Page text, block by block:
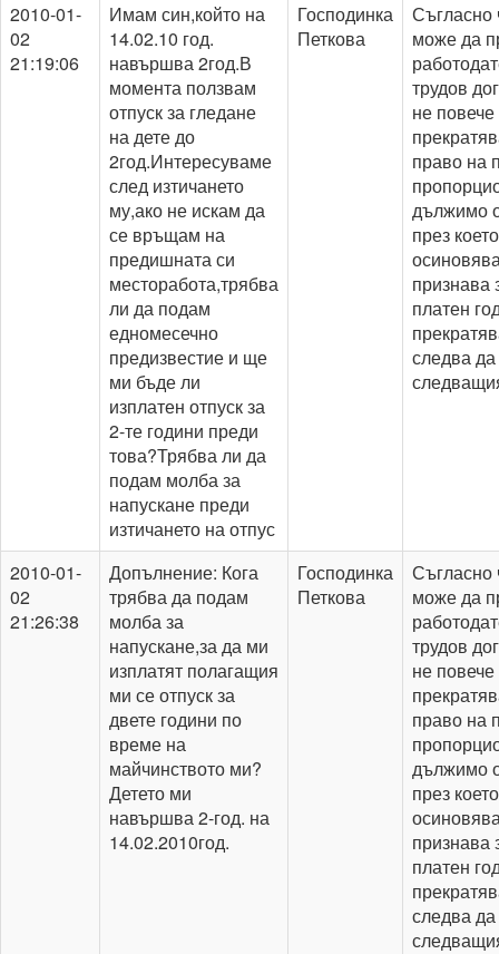
2010-01-
02
21:19:06
Имам син,който на
14.02.10 год.
навършва 2год.В
момента ползвам
отпуск за гледане
на дете до
2год.Интересуваме
след изтичането
му,ако не искам да
се връщам на
предишната си
месторабота,трябва
ли да подам
едномесечно
предизвестие и ще
ми бъде ли
изплатен отпуск за
2-те години преди
това?Трябва ли да
подам молба за
напускане преди
изтичането на отпус
Господинка
Петкова
Съгласно
може да
трудов
не
право на
дължимо
през
признава
платен
следва
2010-01-
02
21:26:38
Допълнение: Кога
трябва да подам
молба за
напускане,за да ми
изплатят полагащия
ми се отпуск за
двете години по
време на
майчинството ми?
Детето ми
навършва 2-год. на
14.02.2010год.
Господинка
Петкова
Съгласно
може да
трудов
не
право на
дължимо
през
признава
платен
следва